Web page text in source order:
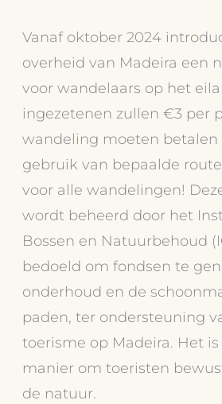
Vanaf oktober 2024
overheid van Madeira een
voor wandelaars op het
ingezetenen zullen €3 per
wandeling moeten betalen
gebruik van bepaalde
voor alle wandelingen!
wordt beheerd door het
Bossen en Natuurbehoud
bedoeld om fondsen te
onderhoud en de
paden, ter ondersteuning
toerisme op Madeira. Het
manier om toeristen
de natuur.